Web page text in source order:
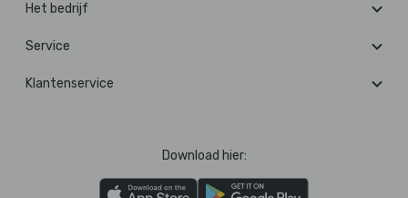
Het bedrijf
Service
Klantenservice
Download hier: